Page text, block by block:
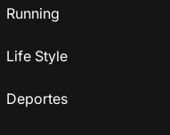
Running
Life Style
Deportes